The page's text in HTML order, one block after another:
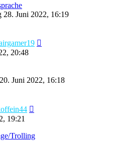
28. Juni 2022, 16:19
20:48
Juni 2022, 16:18
19:21
Trolling